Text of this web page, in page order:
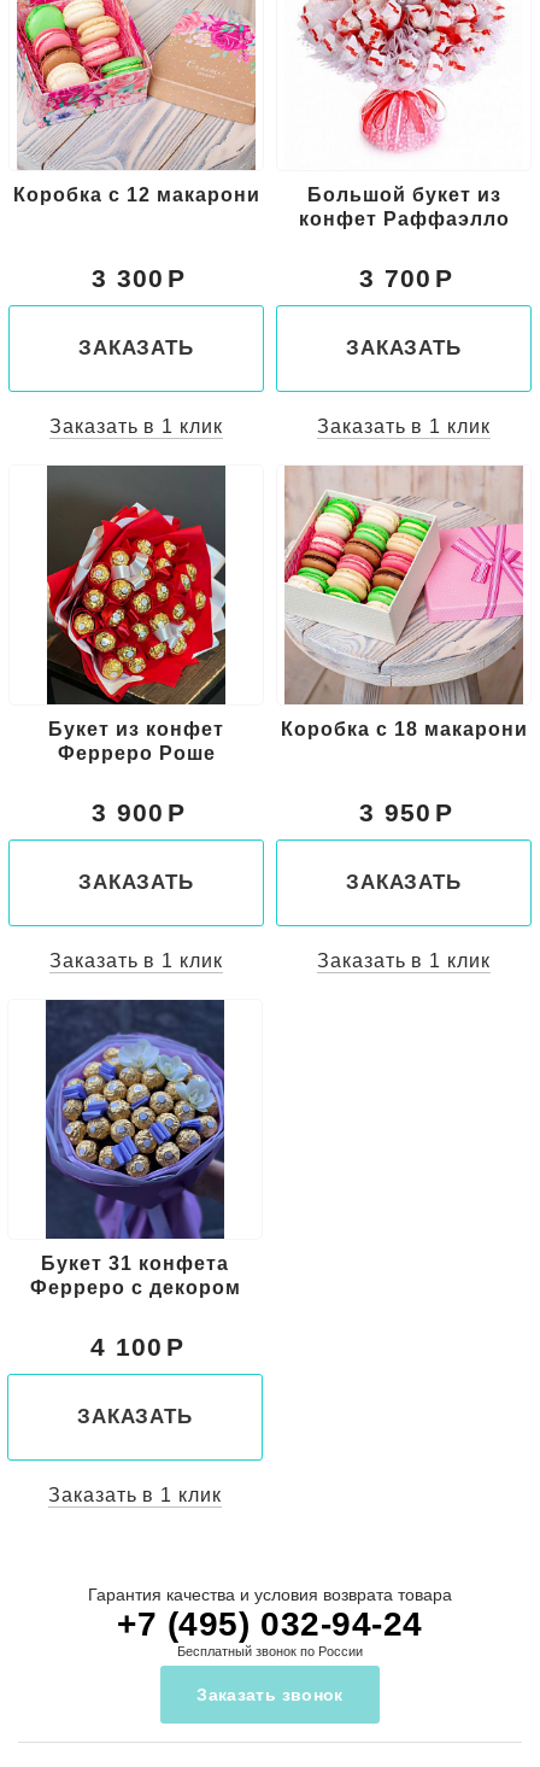
Коробка с 12 макарони
3 300
ЗАКАЗАТЬ
Заказать в 1 клик
Большой букет из
конфет Раффаэлло
3 700
ЗАКАЗАТЬ
Заказать в 1 клик
Букет из конфет
Ферреро Роше
3 900
ЗАКАЗАТЬ
Заказать в 1 клик
Коробка с 18 макарони
3 950
ЗАКАЗАТЬ
Заказать в 1 клик
Букет 31 конфета
Ферреро с декором
4 100
ЗАКАЗАТЬ
Заказать в 1 клик
Гарантия качества и условия возврата товара
+7 (495) 032-94-24
Бесплатный звонок по России
Заказать звонок